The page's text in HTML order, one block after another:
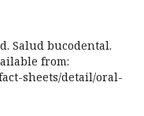
Salud bucodental.
from:
sheets/detail/oral-